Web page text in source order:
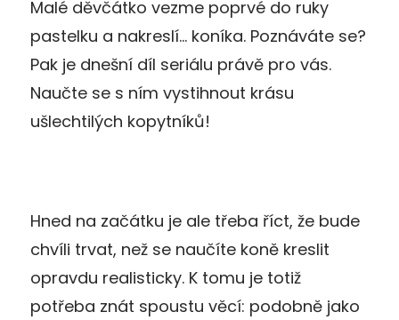
Malé děvčátko vezme poprvé do ruky
pastelku a nakreslí… koníka. Poznáváte se?
Pak je dnešní díl seriálu právě pro vás.
Naučte se s ním vystihnout krásu
ušlechtilých kopytníků!
Hned na začátku je ale třeba říct, že bude
chvíli trvat, než se naučíte koně kreslit
opravdu realisticky. K tomu je totiž
potřeba znát spoustu věcí: podobně jako